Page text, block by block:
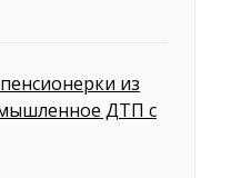
из
ДТП с